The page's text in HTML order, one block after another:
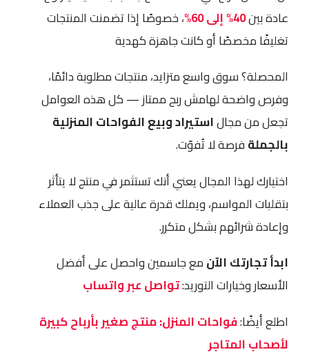
عادة بين40% إلى 60%
، خصوصًا إذا تضمنت المنتجات
تغليفًا مخصصًا أو كانت جاهزة كهدية
المحصلة؟ سوق واسع متزايد، منتجات مطلوبة دائمًا،
وفرص واضحة لهامش ربح ممتاز — كل هذه العوامل
تجعل من مجالاستيراد وبيع الفواحات المنزلية
بالجملةفرصة لا تُفوّت.
اختيارك لهذا المجال يعني أنك تستثمر في منتج لا يتأثر
بتقلبات المواسم، ويملك قدرة عالية على جذب العملاء
وإعادة شرائهم بشكل متكرر.
ابدأ تجارتك الآنمع جاسمين واحصل على أفضل
الأسعار وخيارات التوريد:تواصل عبر واتساب
اطلع أيضًا:فواحات المنزل: منتج صغير بأرباح كبيرة
لأصحاب المتاجر